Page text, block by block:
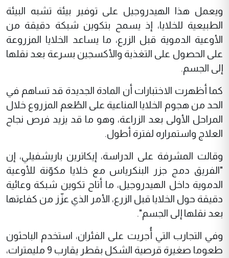
ويعمل هذا الهيدروجيل على توفير بيئة تشبه البيئة
الطبيعية للخلايا، إذ يسمح بتكوين شبكة دقيقة من
الأوعية الدموية قبل الزرع، ما يساعد الخلايا المزروعة
على الحصول على التغذية والأكسجين بسرعة بعد نقلها
إلى الجسم.
كما أظهرت الاختبارات أن المادة الجديدة قد تساهم في
الحد من هجوم الخلايا المناعية على الطُعم المزروع خلال
المراحل الأولى بعد الزراعة، وهو ما قد يزيد فرص نجاح
العلاج واستمراره لفترة أطول.
وقالت المشرفة على الدراسة، إيكاترين باريشفيلي، إن
"الفريق دمج جزر البنكرياس مع خلايا مكوّنة للأوعية
الدموية داخل الهيدروجيل، ما أتاح تكوين شبكة وعائية
دقيقة حول الخلايا قبل الزرع، الأمر الذي عزّز من كفاءتها
بعد نقلها إلى الجسم".
وفي التجارب التي أُجريت على الفئران، استخدم الباحثون
طعوما صغيرة قرصية الشكل بقطر يقارب 9 مليمترات،